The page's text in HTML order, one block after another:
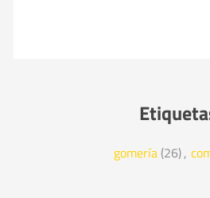
gomería (26),